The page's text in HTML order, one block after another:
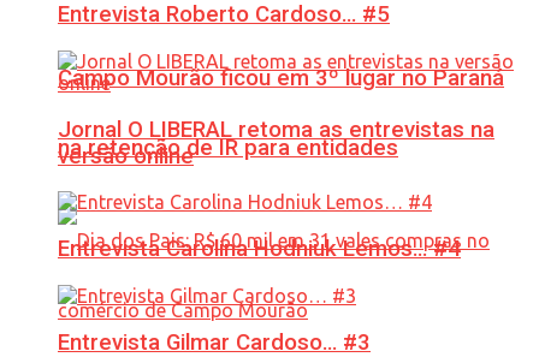
Campo Mourão ficou em 3º lugar no Paraná
na retenção de IR para entidades
Entrevista Roberto Cardoso… #5
Jornal O LIBERAL retoma as entrevistas na
versão online
Entrevista Carolina Hodniuk Lemos… #4
Entrevista Gilmar Cardoso… #3